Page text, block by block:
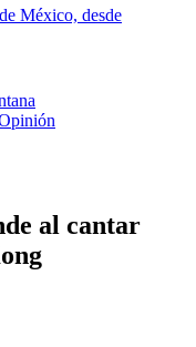
México, desde
al cantar